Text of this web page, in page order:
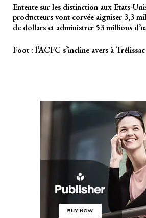
Entente sur les distinction aux Etats-
producteurs vont corvée aiguiser 3,3
de dollars et administrer 53 millions
Foot : l’ACFC s’incline avers à